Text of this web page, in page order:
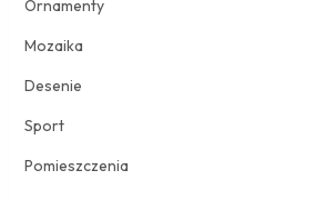
Ornamenty
Mozaika
Desenie
Sport
Pomieszczenia